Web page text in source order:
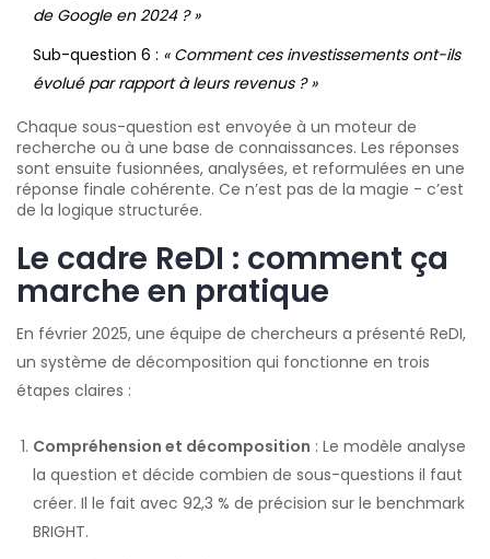
de Google en 2024 ? »
Sub-question 6 : « Comment ces investissements ont-ils
évolué par rapport à leurs revenus ? »
Chaque sous-question est envoyée à un moteur de
recherche ou à une base de connaissances. Les réponses
sont ensuite fusionnées, analysées, et reformulées en une
réponse finale cohérente. Ce n’est pas de la magie - c’est
de la logique structurée.
Le cadre ReDI : comment ça
marche en pratique
En février 2025, une équipe de chercheurs a présenté ReDI,
un système de décomposition qui fonctionne en trois
étapes claires :
Compréhension et décomposition : Le modèle analyse
la question et décide combien de sous-questions il faut
créer. Il le fait avec 92,3 % de précision sur le benchmark
BRIGHT.